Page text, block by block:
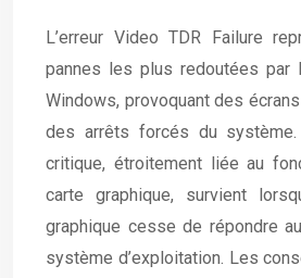
L’erreur Video TDR Failure
pannes les plus redoutées par
Windows, provoquant des
des arrêts forcés du système.
critique, étroitement liée au
carte graphique, survient
graphique cesse de répondre
système d’exploitation. Les